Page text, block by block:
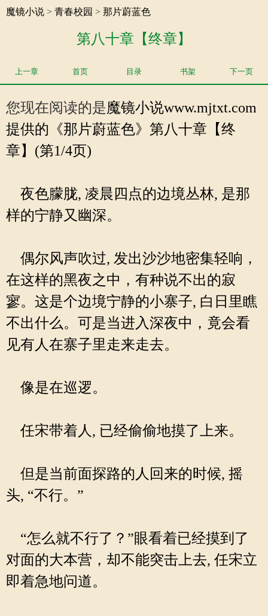
魔镜小说 > 青春校园 > 那片蔚蓝色
第八十章【终章】
上一章 首页 目录 书架 下一页
您现在阅读的是魔镜小说www.mjtxt.com
提供的《那片蔚蓝色》第八十章【终
章】(第1/4页)
夜色朦胧, 凌晨四点的边境丛林, 是那
样的宁静又幽深。
偶尔风声吹过, 发出沙沙地密集轻响，
在这样的黑夜之中，有种说不出的寂
寥。这是个边境宁静的小寨子, 白日里瞧
不出什么。可是当进入深夜中，竟会看
见有人在寨子里走来走去。
像是在巡逻。
任宋带着人, 已经偷偷地摸了上来。
但是当前面探路的人回来的时候, 摇
头, “不行。”
“怎么就不行了？”眼看着已经摸到了
对面的大本营，却不能突击上去, 任宋立
即着急地问道。